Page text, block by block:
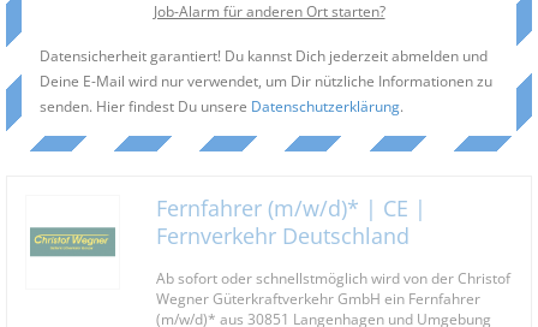
Job-Alarm für anderen Ort starten?
Datensicherheit garantiert! Du kannst Dich jederzeit abmelden und
Deine E-Mail wird nur verwendet, um Dir nützliche Informationen zu
senden. Hier findest Du unsere Datenschutzerklärung.
Fernfahrer (m/w/d)* | CE |
Fernverkehr Deutschland
Ab sofort oder schnellstmöglich wird von der Christof
Wegner Güterkraftverkehr GmbH ein Fernfahrer
(m/w/d)* aus 30851 Langenhagen und Umgebung